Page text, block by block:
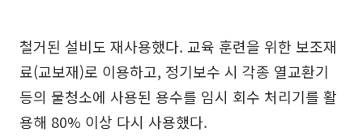
철거된 설비도 재사용했다. 교육 훈련을 위한 보조재
료(교보재)로 이용하고, 정기보수 시 각종 열교환기
등의 물청소에 사용된 용수를 임시 회수 처리기를 활
용해 80% 이상 다시 사용했다.